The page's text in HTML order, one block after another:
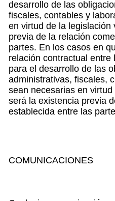
desarrollo de las
fiscales, contables y
en virtud de la
previa de la relación
partes. En los casos en
relación contractual
para el desarrollo de las
administrativas, fiscales,
sean necesarias en
será la existencia previa
establecida entre las
COMUNICACIONES